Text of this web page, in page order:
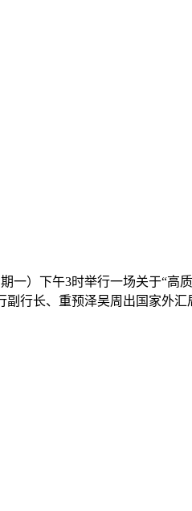
）下午3时举行一场关于“高
行长、重预泽吴周出国家外